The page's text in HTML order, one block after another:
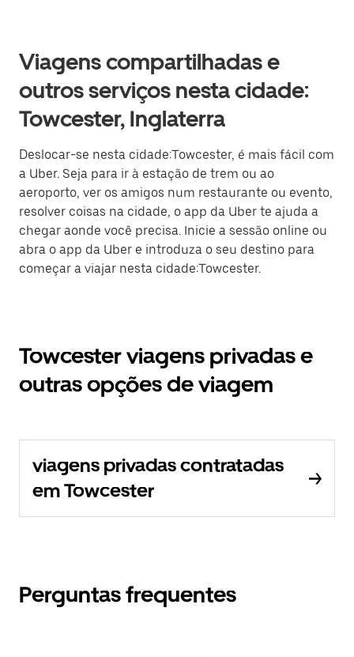
Viagens compartilhadas e
outros serviços nesta cidade:
Towcester, Inglaterra
Deslocar-se nesta cidade:Towcester, é mais fácil com
a Uber. Seja para ir à estação de trem ou ao
aeroporto, ver os amigos num restaurante ou evento,
resolver coisas na cidade, o app da Uber te ajuda a
chegar aonde você precisa. Inicie a sessão online ou
abra o app da Uber e introduza o seu destino para
começar a viajar nesta cidade:Towcester.
Towcester viagens privadas e
outras opções de viagem
viagens privadas contratadas
em Towcester
Perguntas frequentes